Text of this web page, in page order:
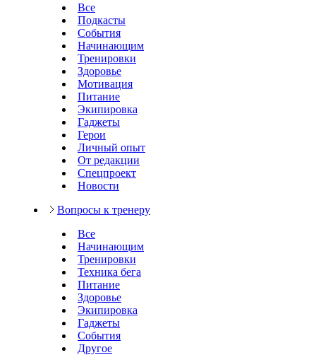
Все
Подкасты
События
Начинающим
Тренировки
Здоровье
Мотивация
Питание
Экипировка
Гаджеты
Герои
Личный опыт
От редакции
Спецпроект
Новости
Вопросы к тренеру
Все
Начинающим
Тренировки
Техника бега
Питание
Здоровье
Экипировка
Гаджеты
События
Другое